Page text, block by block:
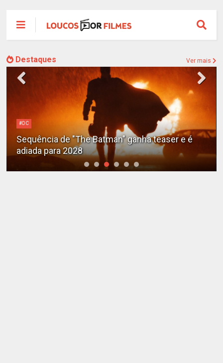
Destaques Ver mais
#DC
Sequência de "The Batman" ganha teaser e é
adiada para 2028